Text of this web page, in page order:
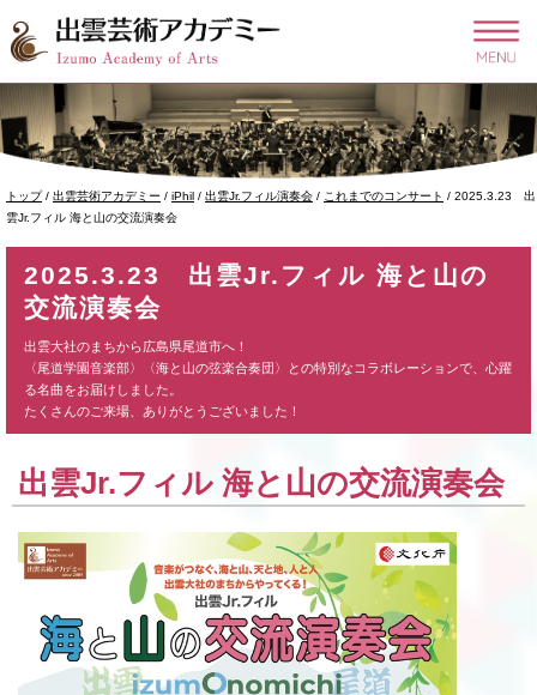
このページの本文へ
現
在
置：
トップ/ 出雲芸術アカデミー / iPhil / 出雲Jr.フィル演奏会 / これまでのコンサート / 2025.3.23 出
雲Jr.フィル 海と山の交流演奏会
2025.3.23 出雲Jr.フィル 海と山の
交流演奏会
出雲大社のまちから広島県尾道市へ！
〈尾道学園音楽部〉〈海と山の弦楽合奏団〉との特別なコラボレーションで、心躍
る名曲をお届けしました。
たくさんのご来場、ありがとうございました！
出雲Jr.フィル 海と山の交流演奏会